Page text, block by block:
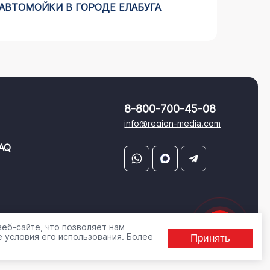
В ГОРОДЕ ЕЛАБУГА
8-800-700-45-08
info@region-media.com
сайте, что позволяет нам
его использования. Более
Принять